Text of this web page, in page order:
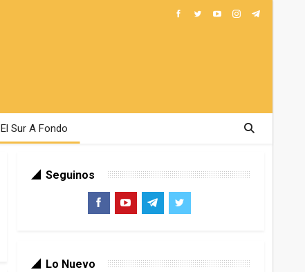
El Sur A Fondo
Seguinos
Lo Nuevo